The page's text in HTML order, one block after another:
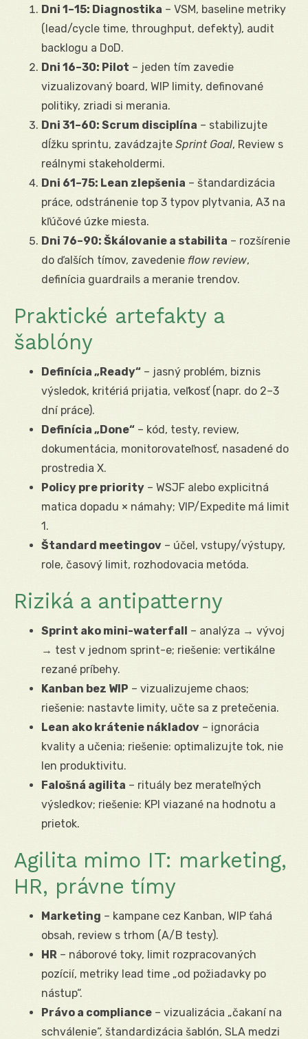
Dni 1–15: Diagnostika – VSM, baseline metriky
(lead/cycle time, throughput, defekty), audit
backlogu a DoD.
Dni 16–30: Pilot – jeden tím zavedie
vizualizovaný board, WIP limity, definované
politiky, zriadi si merania.
Dni 31–60: Scrum disciplína – stabilizujte
dĺžku sprintu, zavádzajte Sprint Goal, Review s
reálnymi stakeholdermi.
Dni 61–75: Lean zlepšenia – štandardizácia
práce, odstránenie top 3 typov plytvania, A3 na
kľúčové úzke miesta.
Dni 76–90: Škálovanie a stabilita – rozšírenie
do ďalších tímov, zavedenie flow review,
definícia guardrails a meranie trendov.
Praktické artefakty a
šablóny
Definícia „Ready“ – jasný problém, biznis
výsledok, kritériá prijatia, veľkosť (napr. do 2–3
dní práce).
Definícia „Done“ – kód, testy, review,
dokumentácia, monitorovateľnosť, nasadené do
prostredia X.
Policy pre priority – WSJF alebo explicitná
matica dopadu × námahy; VIP/Expedite má limit
1.
Štandard meetingov – účel, vstupy/výstupy,
role, časový limit, rozhodovacia metóda.
Riziká a antipatterny
Sprint ako mini-waterfall – analýza → vývoj
→ test v jednom sprint-e; riešenie: vertikálne
rezané príbehy.
Kanban bez WIP – vizualizujeme chaos;
riešenie: nastavte limity, učte sa z pretečenia.
Lean ako krátenie nákladov – ignorácia
kvality a učenia; riešenie: optimalizujte tok, nie
len produktivitu.
Falošná agilita – rituály bez merateľných
výsledkov; riešenie: KPI viazané na hodnotu a
prietok.
Agilita mimo IT: marketing,
HR, právne tímy
Marketing – kampane cez Kanban, WIP ťahá
obsah, review s trhom (A/B testy).
HR – náborové toky, limit rozpracovaných
pozícií, metriky lead time „od požiadavky po
nástup“.
Právo a compliance – vizualizácia „čakaní na
schválenie“, štandardizácia šablón, SLA medzi